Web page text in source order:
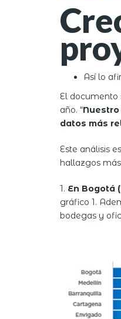
Así lo
El documento
año. “
datos más
Este análisis
hallazgos
1. En Bogotá
gráfico 1.
bodegas y